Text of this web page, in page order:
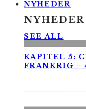
NYHEDER
NYHEDER
SEE ALL
KAPITEL 5:
FRANKRIG –